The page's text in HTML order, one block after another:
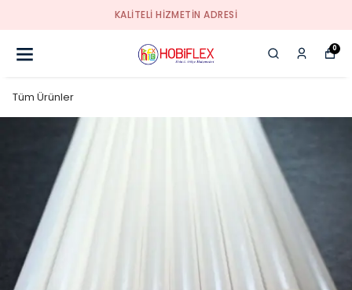
KALİTELİ HİZMETİN ADRESİ
0
Tüm Ürünler